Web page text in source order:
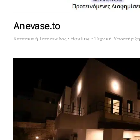
Anevase.to
Κατασκευή Ιστοσελίδας • Hosting • Τεχνική Υποστήριξη